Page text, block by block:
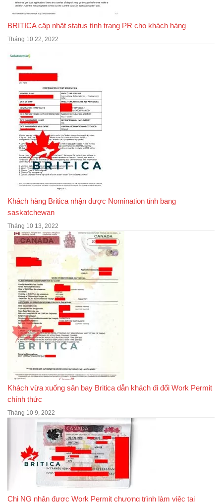
BRITICA cập nhật status tình trạng PR cho khách hàng
Tháng 10 22, 2022
Khách hàng Britica nhận được Nomination tỉnh bang
saskatchewan
Tháng 10 13, 2022
Khách vừa xuống sân bay Britica dẫn khách đi đổi Work Permit
chính thức
Tháng 10 9, 2022
Chị NG nhận được Work Permit chương trình làm việc tại